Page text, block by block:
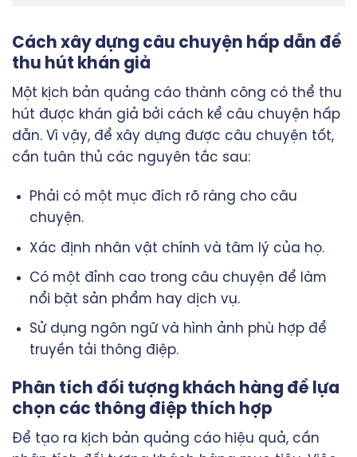
Cách xây dựng câu chuyện hấp dẫn để
thu hút khán giả
Một kịch bản quảng cáo thành công có thể thu
hút được khán giả bởi cách kể câu chuyện hấp
dẫn. Vì vậy, để xây dựng được câu chuyện tốt,
cần tuân thủ các nguyên tắc sau:
Phải có một mục đích rõ ràng cho câu
chuyện.
Xác định nhân vật chính và tâm lý của họ.
Có một đỉnh cao trong câu chuyện để làm
nổi bật sản phẩm hay dịch vụ.
Sử dụng ngôn ngữ và hình ảnh phù hợp để
truyền tải thông điệp.
Phân tích đối tượng khách hàng để lựa
chọn các thông điệp thích hợp
Để tạo ra kịch bản quảng cáo hiệu quả, cần